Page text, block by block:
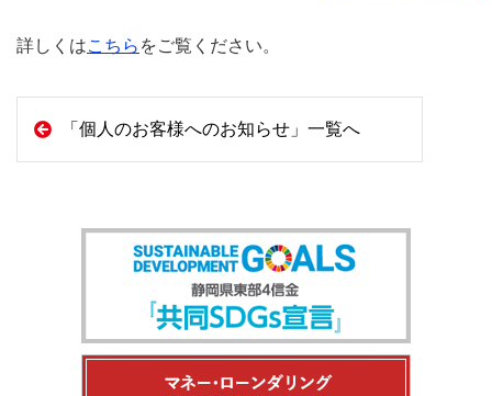
詳しくはこちら をご覧ください。
「個人のお客様へのお知らせ」一覧へ